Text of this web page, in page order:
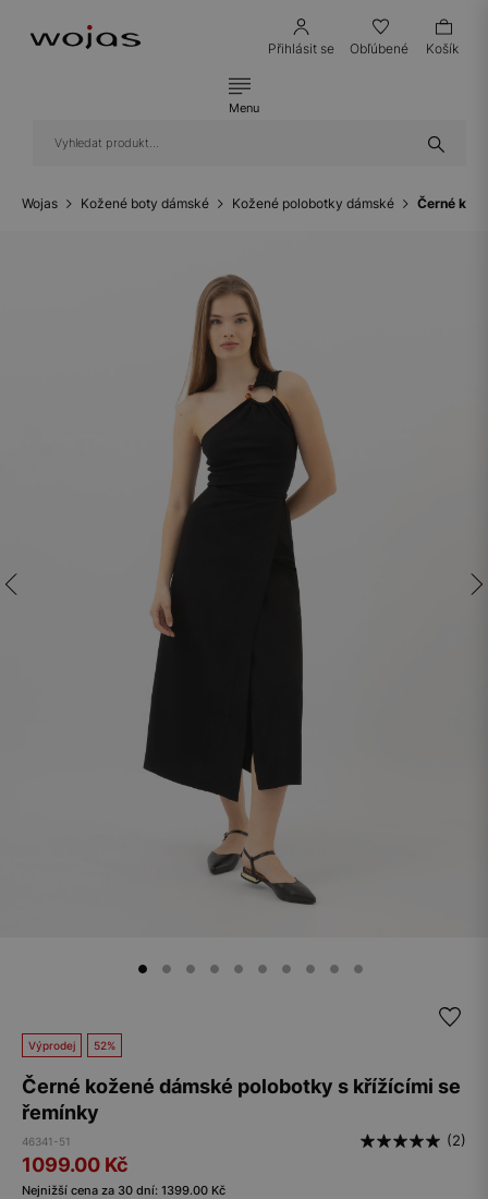
Přihlásit se Obľúbené Košík
Menu
Wojas Kožené boty dámské Kožené polobotky dámské Černé
Výprodej 52%
Černé kožené dámské polobotky s křížícími se
řemínky
46341-51 (2)
1099.00 Kč
Nejnižší cena za 30 dní: 1399.00 Kč